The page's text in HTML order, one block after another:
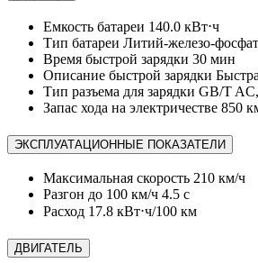
Емкость батареи 140.0 кВт⋅ч
Тип батареи Литий-железо-
Время быстрой зарядки 30 мин
Описание быстрой зарядки
Тип разъема для зарядки GB/T
Запас хода на электричестве 850
ЭКСПЛУАТАЦИОННЫЕ ПОКАЗАТЕЛИ
Максимальная скорость 210 км/ч
Разгон до 100 км/ч 4.5 с
Расход 17.8 кВт⋅ч/100 км
ДВИГАТЕЛЬ